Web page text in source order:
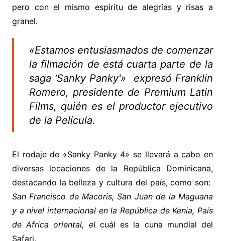
pero con el mismo espíritu de alegrías y risas a
granel.
«Estamos entusiasmados de comenzar
la filmación de está cuarta parte de la
saga ‘Sanky Panky'» expresó Franklin
Romero, presidente de Premium Latin
Films, quién es el productor ejecutivo
de la Película.
El rodaje de «Sanky Panky 4» se llevará a cabo en
diversas locaciones de la República Dominicana,
destacando la belleza y cultura del país, como son:
San Francisco de Macoris, San Juan de la Maguana
y a nivel internacional en la República de Kenia, País
de Africa oriental, el cuál es la cuna mundial del
Safari.